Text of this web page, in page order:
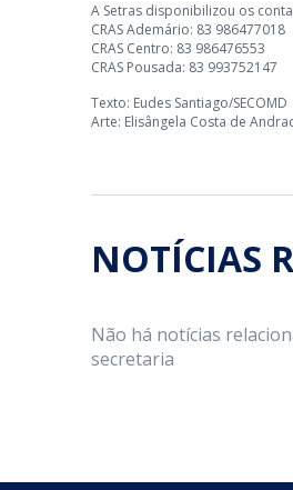
A Setras disponibilizou os
CRAS Ademário: 83 986477018
CRAS Centro: 83 986476553
CRAS Pousada: 83 993752147
Texto: Eudes Santiago/SECOMD
Arte: Elisângela Costa de
NOTÍCIAS
Não há notícias
secretaria